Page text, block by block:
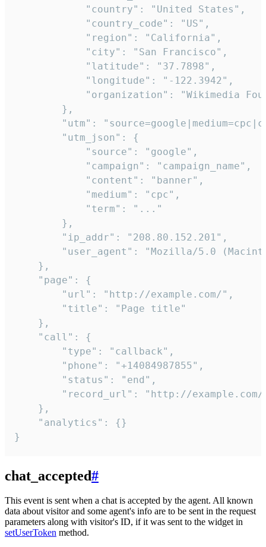
            "country": "United States",
            "country_code": "US",
            "region": "California",
            "city": "San Francisco",
            "latitude": "37.7898",
            "longitude": "-122.3942",
"organization": "Wikimedia
        },
"utm":
        "utm_json": {
            "source": "google",
            "campaign": "campaign_name",
            "content": "banner",
            "medium": "cpc",
            "term": "..."
        },
        "ip_addr": "208.80.152.201",
"user_agent": "Mozilla/5.0
    },
    "page": {
        "url": "http://example.com/",
        "title": "Page title"
    },
    "call": {
        "type": "callback",
        "phone": "+14084987855",
        "status": "end",
"record_url": "http://
    },
    "analytics": {}
}
chat_accepted#
This event is sent when a chat is accepted by the agent. All known
data about visitor and some agent's info are to be sent in the request
parameters along with visitor's ID, if it was sent to the widget in
setUserToken method.